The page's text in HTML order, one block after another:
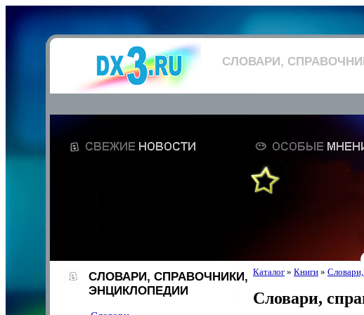
СЛОВАРИ,
СЛОВАРИ, СПРАВОЧНИКИ,
ЭНЦИКЛОПЕДИИ
Каталог » Книги »
Словари,